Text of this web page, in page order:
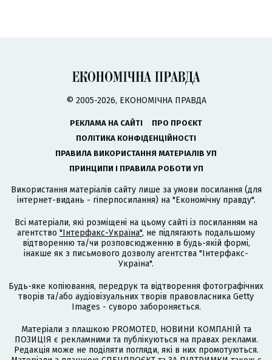
© 2005-2026, ЕКОНОМІЧНА ПРАВДА
РЕКЛАМА НА САЙТІ
ПРО ПРОЄКТ
ПОЛІТИКА КОНФІДЕНЦІЙНОСТІ
ПРАВИЛА ВИКОРИСТАННЯ МАТЕРІАЛІВ УП
ПРИНЦИПИ І ПРАВИЛА РОБОТИ УП
Використання матеріалів сайту лише за умови посилання (для
інтернет-видань - гіперпосилання) на "Економічну правду".
Всі матеріали, які розміщені на цьому сайті із посиланням на
агентство "Інтерфакс-Україна", не підлягають подальшому
відтворенню та/чи розповсюдженню в будь-якій формі,
інакше як з письмового дозволу агентства "Інтерфакс-
Україна".
Будь-яке копіювання, передрук та відтворення фотографічних
творів та/або аудіовізуальних творів правовласника Getty
Images - суворо забороняється.
Матеріали з плашкою PROMOTED, НОВИНИ КОМПАНІЙ та
ПОЗИЦІЯ є рекламними та публікуються на правах реклами.
Редакція може не поділяти погляди, які в них промотуються.